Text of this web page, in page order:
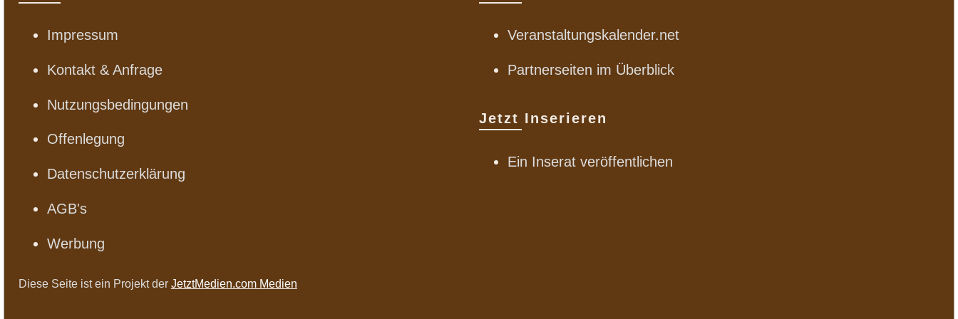
Impressum
Kontakt & Anfrage
Nutzungsbedingungen
Offenlegung
Datenschutzerklärung
AGB's
Werbung
Veranstaltungskalender.net
Partnerseiten im Überblick
Jetzt Inserieren
Ein Inserat veröffentlichen
Diese Seite ist ein Projekt der JetztMedien.com Medien